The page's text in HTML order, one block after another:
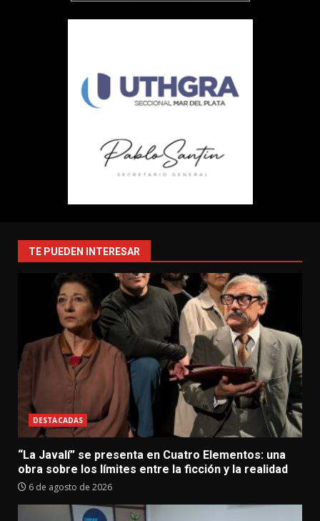
TE PUEDEN INTERESAR
DESTACADAS
“La Javalí” se presenta en Cuatro Elementos: una
obra sobre los límites entre la ficción y la realidad
6 de agosto de 2026